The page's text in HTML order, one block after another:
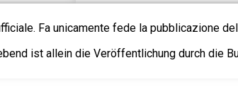
Fa unicamente fede la pubblicazione
ist allein die Veröffentlichung durch die